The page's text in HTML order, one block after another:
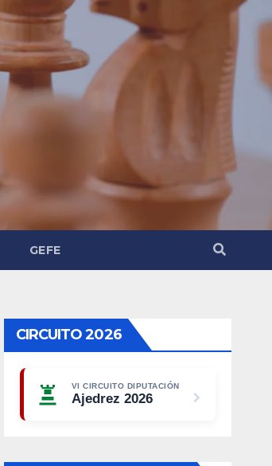
GEFE
CIRCUITO 2026
VI CIRCUITO DIPUTACIÓN
Ajedrez 2026